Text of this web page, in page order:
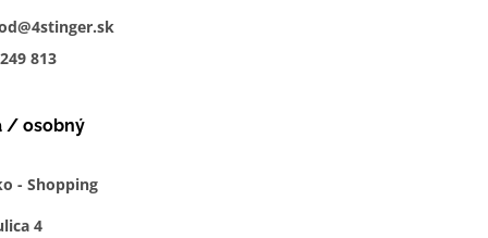
249 813
/ osobný
- Shopping
4